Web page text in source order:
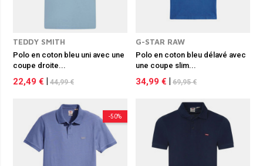
TEDDY SMITH
Polo en coton bleu uni avec une
coupe droite...
22,49 € 44,99 €
G-STAR RAW
Polo en coton bleu délavé avec
une coupe slim...
34,99 € 69,95 €
-50%